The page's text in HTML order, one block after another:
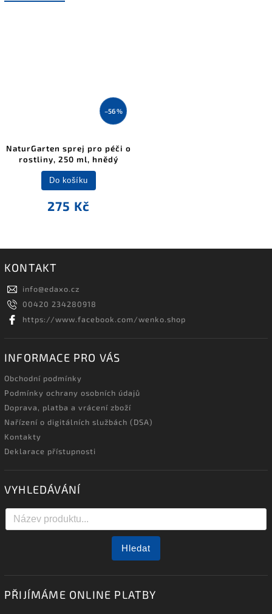
–56 %
NaturGarten sprej pro péči o
rostliny, 250 ml, hnědý
275 Kč
Do košíku
KONTAKT
info@edaxo.cz
00420 234280918
https://www.facebook.com/wenko.shop
INFORMACE PRO VÁS
Obchodní podmínky
Podmínky ochrany osobních údajů
Doprava, platba a vrácení zboží
Nařízení o digitálních službách (DSA)
Kontakty
Deklarace přístupnosti
VYHLEDÁVÁNÍ
Hledat
PŘIJÍMÁME ONLINE PLATBY